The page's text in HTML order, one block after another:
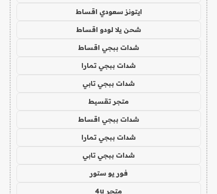
ايتونز سعودي اقساط
شحن يلا لودو اقساط
شدات ببجي اقساط
شدات ببجي تمارا
شدات ببجي تابي
متجر تقسيط
شدات ببجي اقساط
شدات ببجي تمارا
شدات ببجي تابي
فور يو ستور
متجر 4u